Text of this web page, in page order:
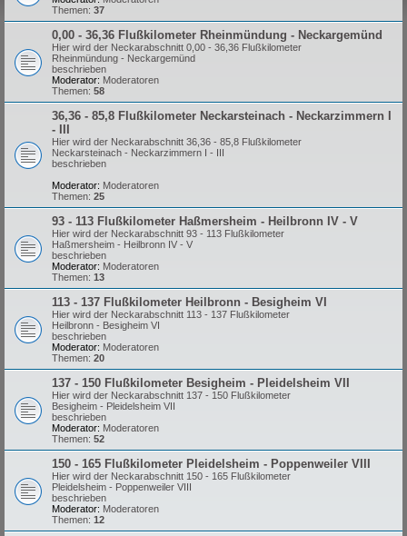
Themen: 37
0,00 - 36,36 Flußkilometer Rheinmündung - Neckargemünd
Hier wird der Neckarabschnitt 0,00 - 36,36 Flußkilometer
Rheinmündung - Neckargemünd
beschrieben
Moderator: Moderatoren
Themen: 58
36,36 - 85,8 Flußkilometer Neckarsteinach - Neckarzimmern I
- III
Hier wird der Neckarabschnitt 36,36 - 85,8 Flußkilometer
Neckarsteinach - Neckarzimmern I - III
beschrieben
Moderator: Moderatoren
Themen: 25
93 - 113 Flußkilometer Haßmersheim - Heilbronn IV - V
Hier wird der Neckarabschnitt 93 - 113 Flußkilometer
Haßmersheim - Heilbronn IV - V
beschrieben
Moderator: Moderatoren
Themen: 13
113 - 137 Flußkilometer Heilbronn - Besigheim VI
Hier wird der Neckarabschnitt 113 - 137 Flußkilometer
Heilbronn - Besigheim VI
beschrieben
Moderator: Moderatoren
Themen: 20
137 - 150 Flußkilometer Besigheim - Pleidelsheim VII
Hier wird der Neckarabschnitt 137 - 150 Flußkilometer
Besigheim - Pleidelsheim VII
beschrieben
Moderator: Moderatoren
Themen: 52
150 - 165 Flußkilometer Pleidelsheim - Poppenweiler VIII
Hier wird der Neckarabschnitt 150 - 165 Flußkilometer
Pleidelsheim - Poppenweiler VIII
beschrieben
Moderator: Moderatoren
Themen: 12